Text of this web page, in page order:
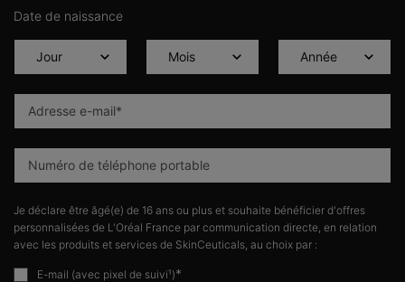
Date de naissance
Adresse e-mail*
Numéro de téléphone portable
Je déclare être âgé(e) de 16 ans ou plus et souhaite bénéficier d'offres
personnalisées de L'Oréal France par communication directe, en relation
avec les produits et services de SkinCeuticals, au choix par :
E-mail (avec pixel de suivi¹)*